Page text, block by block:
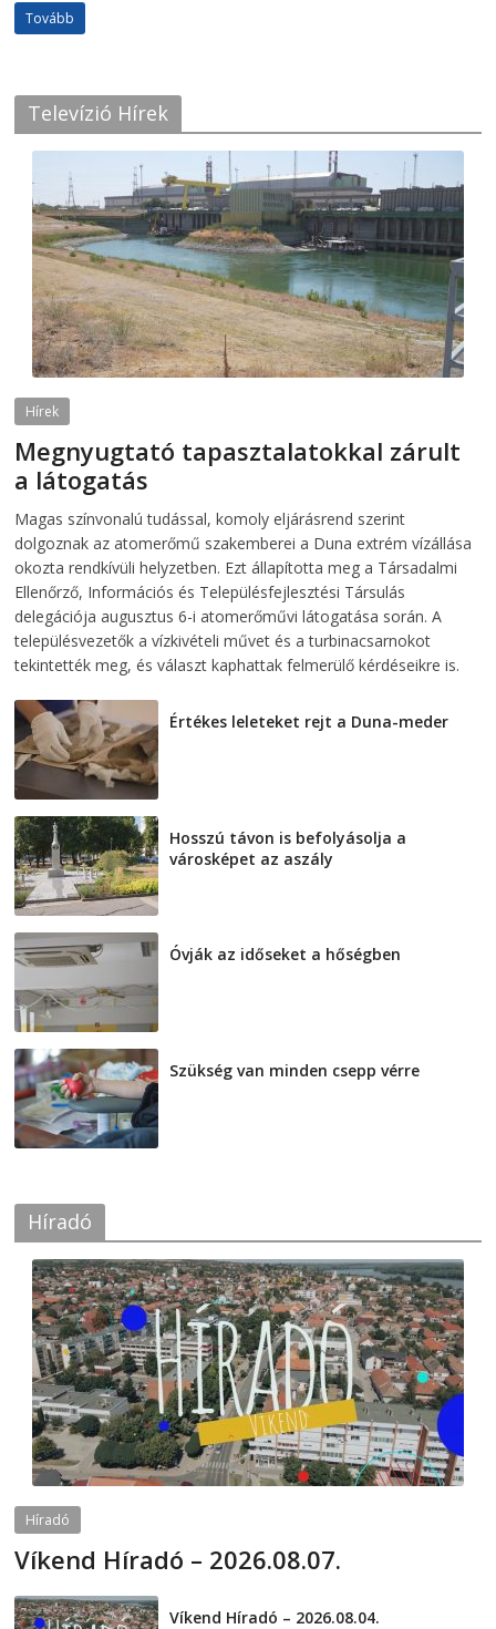
Tovább
Televízió Hírek
Hírek
Megnyugtató tapasztalatokkal zárult
a látogatás
Magas színvonalú tudással, komoly eljárásrend szerint
dolgoznak az atomerőmű szakemberei a Duna extrém vízállása
okozta rendkívüli helyzetben. Ezt állapította meg a Társadalmi
Ellenőrző, Információs és Településfejlesztési Társulás
delegációja augusztus 6-i atomerőművi látogatása során. A
településvezetők a vízkivételi művet és a turbinacsarnokot
tekintették meg, és választ kaphattak felmerülő kérdéseikre is.
Értékes leleteket rejt a Duna-meder
Hosszú távon is befolyásolja a
városképet az aszály
Óvják az időseket a hőségben
Szükség van minden csepp vérre
Híradó
Híradó
Víkend Híradó – 2026.08.07.
Víkend Híradó – 2026.08.04.